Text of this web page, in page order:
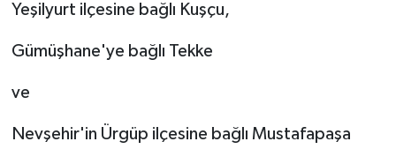
Yeşilyurt ilçesine bağlı Kuşçu,
Gümüşhane'ye bağlı Tekke
ve
Nevşehir'in Ürgüp ilçesine bağlı Mustafapaşa